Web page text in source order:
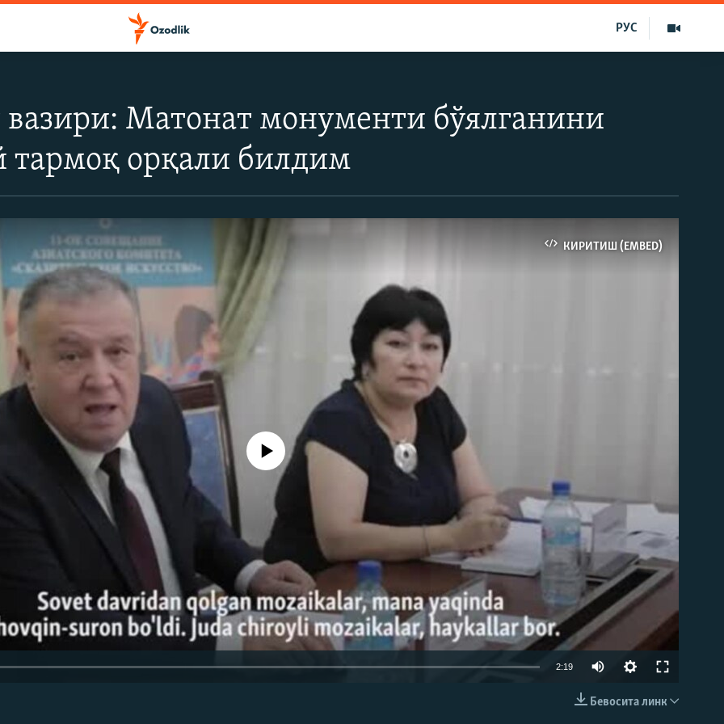
РУС
Матонат монументи бўялганини
орқали билдим
КИРИТИШ (EMBED)
Айни дамда медиа-манба мавжуд эмас
2:19
Бевосита линк